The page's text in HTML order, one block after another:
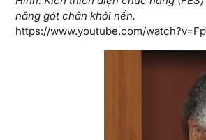
nâng gót chân khỏi nền.
https://www.youtube.com/